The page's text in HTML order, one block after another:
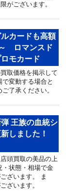
がございます。
カードも高額
ロマンスド
モカード
取価格を掲示して
変動する場合と
了承ください。
王族の血統シ
しました！
頭買取の美品の上
・状態・相場で金
ざいます。 ま
ざいます。